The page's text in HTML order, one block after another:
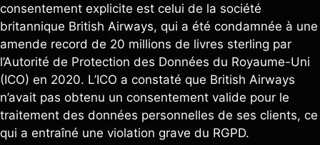
consentement explicite est celui de la société
britannique British Airways, qui a été condamnée à une
amende record de 20 millions de livres sterling par
l’Autorité de Protection des Données du Royaume-Uni
(ICO) en 2020. L’ICO a constaté que British Airways
n’avait pas obtenu un consentement valide pour le
traitement des données personnelles de ses clients, ce
qui a entraîné une violation grave du RGPD.